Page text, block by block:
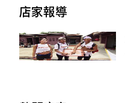
店家報導